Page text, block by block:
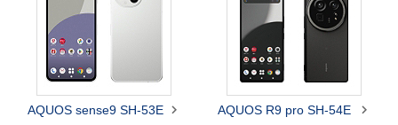
AQUOS sense9 SH-53E  AQUOS R9 pro SH-54E 